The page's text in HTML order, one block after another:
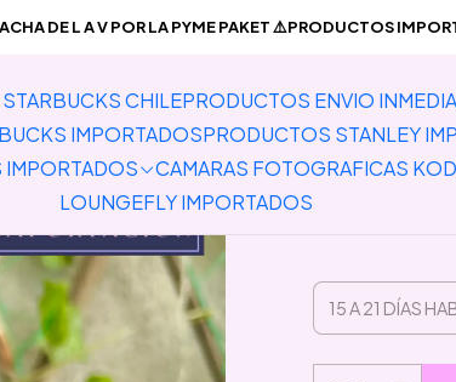
CHILEPRODUCTOS ENVIO
IMPORTADOSPRODUCTOS STANLEY
IMPORTADOS
CAMARAS FOTOGRAFICAS
LOUNGEFLY IMPORTADOS
DE L A V POR LA PYME PAKET ⚠️PRODUCTOS
PRODUCTOS IMPORTADOS Pins Preventa